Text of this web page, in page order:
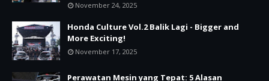
November 24, 2025
Honda Culture Vol.2 Balik Lagi - Bigger and
More Exciting!
November 17, 2025
Perawatan Mesin yang Tepat: 5 Alasan